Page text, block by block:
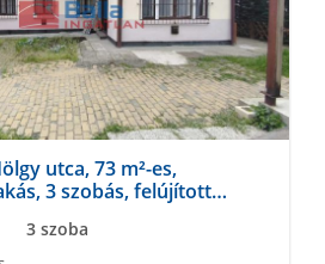
utca, 73 m²-es,
3 szobás, felújított
3 szoba